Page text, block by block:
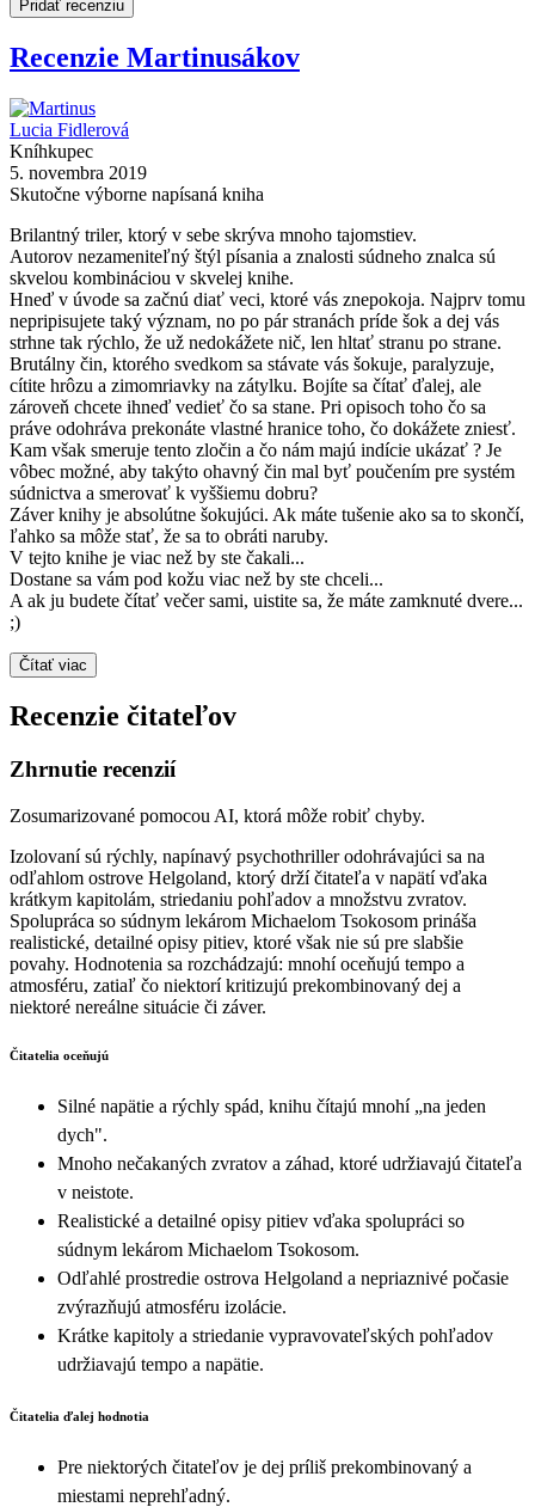
Pridať recenziu
Recenzie Martinusákov
Lucia Fidlerová
Kníhkupec
5. novembra 2019
Skutočne výborne napísaná kniha
Brilantný triler, ktorý v sebe skrýva mnoho tajomstiev.
Autorov nezameniteľný štýl písania a znalosti súdneho znalca sú
skvelou kombináciou v skvelej knihe.
Hneď v úvode sa začnú diať veci, ktoré vás znepokoja. Najprv tomu
nepripisujete taký význam, no po pár stranách príde šok a dej vás
strhne tak rýchlo, že už nedokážete nič, len hltať stranu po strane.
Brutálny čin, ktorého svedkom sa stávate vás šokuje, paralyzuje,
cítite hrôzu a zimomriavky na zátylku. Bojíte sa čítať ďalej, ale
zároveň chcete ihneď vedieť čo sa stane. Pri opisoch toho čo sa
práve odohráva prekonáte vlastné hranice toho, čo dokážete zniesť.
Kam však smeruje tento zločin a čo nám majú indície ukázať ? Je
vôbec možné, aby takýto ohavný čin mal byť poučením pre systém
súdnictva a smerovať k vyššiemu dobru?
Záver knihy je absolútne šokujúci. Ak máte tušenie ako sa to skončí,
ľahko sa môže stať, že sa to obráti naruby.
V tejto knihe je viac než by ste čakali...
Dostane sa vám pod kožu viac než by ste chceli...
A ak ju budete čítať večer sami, uistite sa, že máte zamknuté dvere...
;)
Čítať viac
Recenzie čitateľov
Zhrnutie recenzií
Zosumarizované pomocou AI, ktorá môže robiť chyby.
Izolovaní sú rýchly, napínavý psychothriller odohrávajúci sa na
odľahlom ostrove Helgoland, ktorý drží čitateľa v napätí vďaka
krátkym kapitolám, striedaniu pohľadov a množstvu zvratov.
Spolupráca so súdnym lekárom Michaelom Tsokosom prináša
realistické, detailné opisy pitiev, ktoré však nie sú pre slabšie
povahy. Hodnotenia sa rozchádzajú: mnohí oceňujú tempo a
atmosféru, zatiaľ čo niektorí kritizujú prekombinovaný dej a
niektoré nereálne situácie či záver.
Čitatelia oceňujú
Silné napätie a rýchly spád, knihu čítajú mnohí „na jeden
dych".
Mnoho nečakaných zvratov a záhad, ktoré udržiavajú čitateľa
v neistote.
Realistické a detailné opisy pitiev vďaka spolupráci so
súdnym lekárom Michaelom Tsokosom.
Odľahlé prostredie ostrova Helgoland a nepriaznivé počasie
zvýrazňujú atmosféru izolácie.
Krátke kapitoly a striedanie vypravovateľských pohľadov
udržiavajú tempo a napätie.
Čitatelia ďalej hodnotia
Pre niektorých čitateľov je dej príliš prekombinovaný a
miestami neprehľadný.